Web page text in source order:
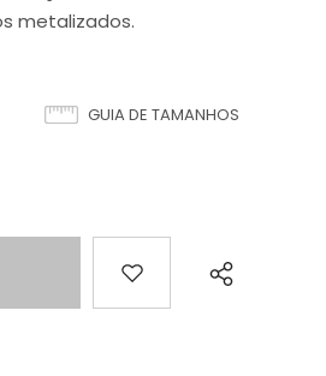
metalizados.
GUIA DE TAMANHOS